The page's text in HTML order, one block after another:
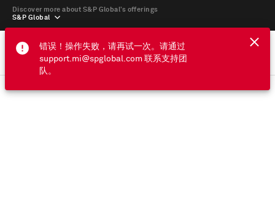
错误！操作失败，请再试一次。请通过
support.mi@spglobal.com 联系支持团
队。
S&P Global
Discover more about S&P Global’s offerings